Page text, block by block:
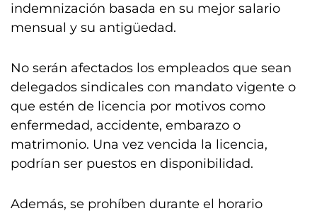
indemnización basada en su mejor salario
mensual y su antigüedad.
No serán afectados los empleados que sean
delegados sindicales con mandato vigente o
que estén de licencia por motivos como
enfermedad, accidente, embarazo o
matrimonio. Una vez vencida la licencia,
podrían ser puestos en disponibilidad.
Además, se prohíben durante el horario